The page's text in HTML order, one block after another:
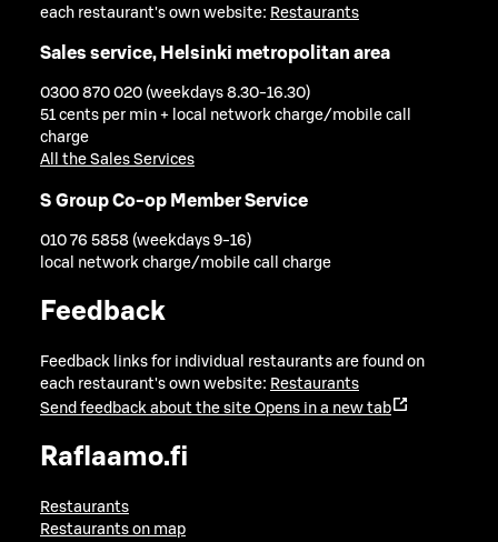
each restaurant's own website: Restaurants
Sales service, Helsinki metropolitan area
0300 870 020 (weekdays 8.30-16.30)
51 cents per min + local network charge/mobile call
charge
All the Sales Services
S Group Co-op Member Service
010 76 5858 (weekdays 9-16)
local network charge/mobile call charge
Feedback
Feedback links for individual restaurants are found on
each restaurant's own website: Restaurants
Send feedback about the site Opens in a new tab
Raflaamo.fi
Restaurants
Restaurants on map